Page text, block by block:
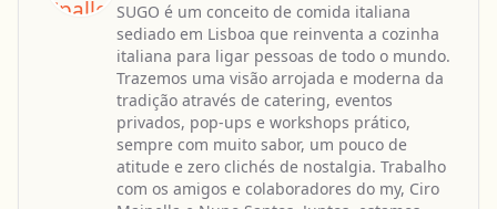
SUGO é um conceito de comida italiana
sediado em Lisboa que reinventa a cozinha
italiana para ligar pessoas de todo o mundo.
Trazemos uma visão arrojada e moderna da
tradição através de catering, eventos
privados, pop-ups e workshops prático,
sempre com muito sabor, um pouco de
atitude e zero clichés de nostalgia. Trabalho
com os amigos e colaboradores do my, Ciro